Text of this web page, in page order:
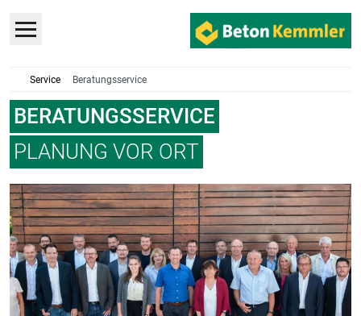
Service Beratungsservice
BERATUNGSSERVICE
PLANUNG VOR ORT